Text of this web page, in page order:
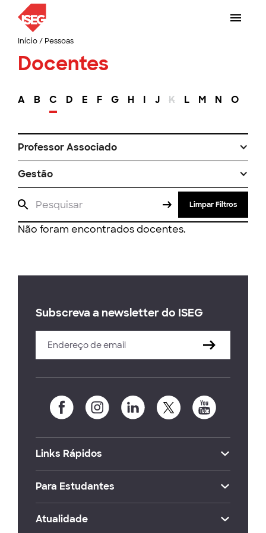
Início/ Pessoas
Docentes
A B C D E F G H I J K L M N O
Professor Associado
Gestão
Limpar Filtros
Não foram encontrados docentes.
Subscreva a newsletter do ISEG
Links Rápidos
Para Estudantes
Atualidade